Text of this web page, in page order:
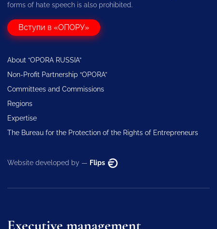
forms of hate speech is also prohibited.
Вступи в «ОПОРУ»
About “OPORA RUSSIA”
Non-Profit Partnership “OPORA”
Committees and Commissions
Regions
Expertise
The Bureau for the Protection of the Rights of Entrepreneurs
Website developed by — Flips